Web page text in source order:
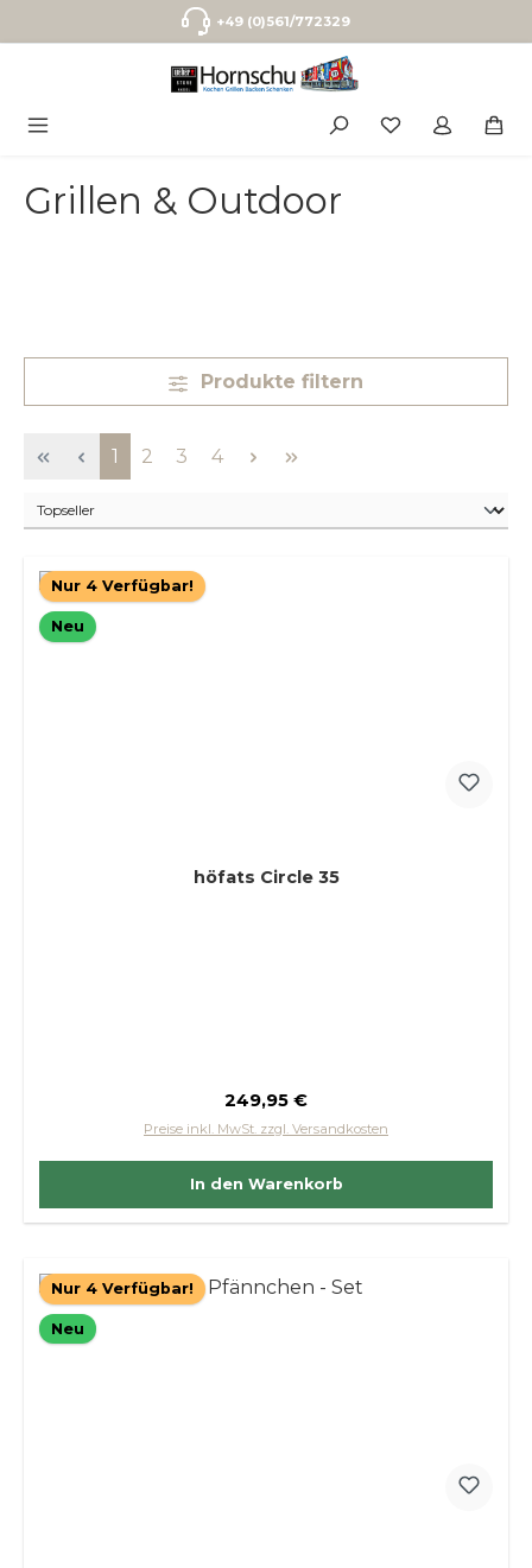
Zum Hauptinhalt springen+49 (0)561/772329
Grillen & Outdoor
Produkte filtern
Seite
1 Seite
2 Seite
3 Seite
4
Nur 4 Verfügbar!
Neu
höfats Circle 35
Regulärer Preis:
249,95 €
Preise inkl. MwSt. zzgl. Versandkosten
In den Warenkorb
Nur 4 Verfügbar!
Neu